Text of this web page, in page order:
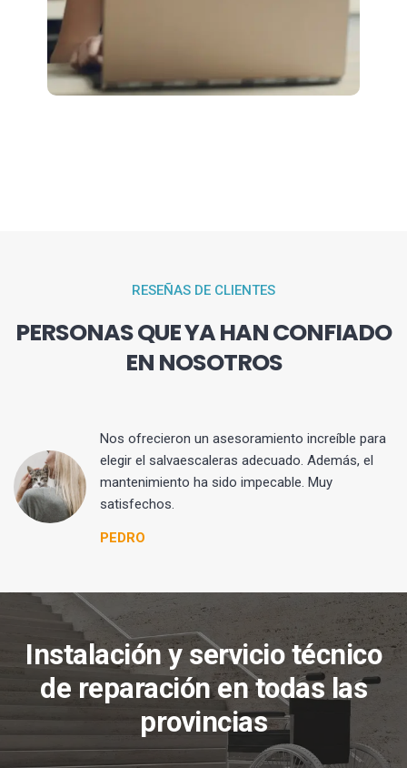
RESEÑAS DE CLIENTES
PERSONAS QUE YA HAN CONFIADO
EN NOSOTROS
Nos ofrecieron un asesoramiento increíble para
elegir el salvaescaleras adecuado. Además, el
mantenimiento ha sido impecable. Muy
satisfechos.
PEDRO
Instalación y servicio técnico
de reparación en todas las
provincias